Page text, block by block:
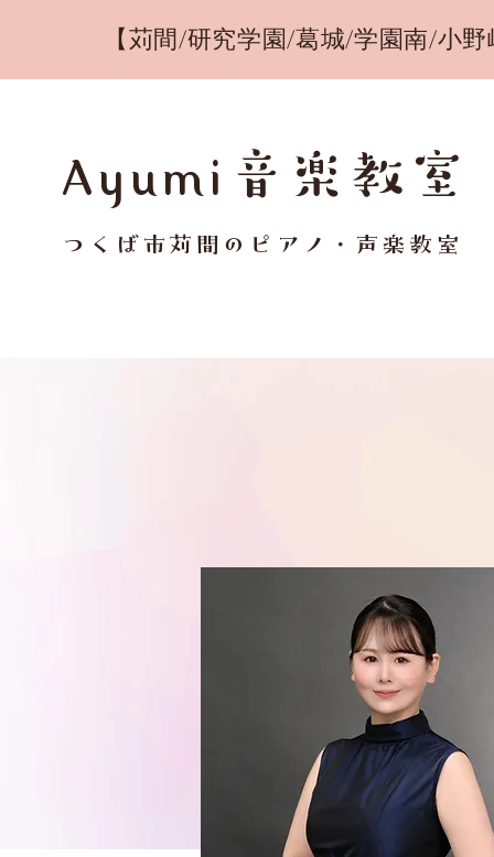
【苅間/研究学園/葛城/学園南/小
​Ayumi音楽教室
​つくば市苅間のピアノ・声楽教室